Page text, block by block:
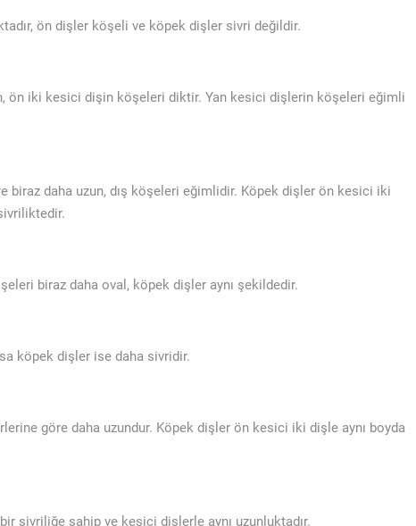
ön dişler köşeli ve köpek dişler sivri değildir.
ön iki kesici dişin köşeleri diktir. Yan kesici dişlerin köşeleri eğimli
daha uzun, dış köşeleri eğimlidir. Köpek dişler ön kesici iki
biraz daha oval, köpek dişler aynı şekildedir.
köpek dişler ise daha sivridir.
göre daha uzundur. Köpek dişler ön kesici iki dişle aynı boyda
sivriliğe sahip ve kesici dişlerle aynı uzunluktadır.